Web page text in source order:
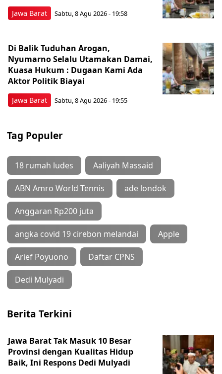
Jawa Barat Sabtu, 8 Agu 2026 - 19:58
Jawa Barat
Di Balik Tuduhan Arogan,
Nyumarno Selalu Utamakan Damai,
Kuasa Hukum : Dugaan Kami Ada
Aktor Politik Biayai
Sabtu, 8 Agu 2026 - 19:55
Tag Populer
18 rumah ludes Aaliyah Massaid
ABN Amro World Tennis ade londok
Anggaran Rp200 juta
angka covid 19 cirebon melandai Apple
Arief Poyuono Daftar CPNS
Dedi Mulyadi
Berita Terkini
Jawa Barat Tak Masuk 10 Besar
Provinsi dengan Kualitas Hidup
Baik, Ini Respons Dedi Mulyadi